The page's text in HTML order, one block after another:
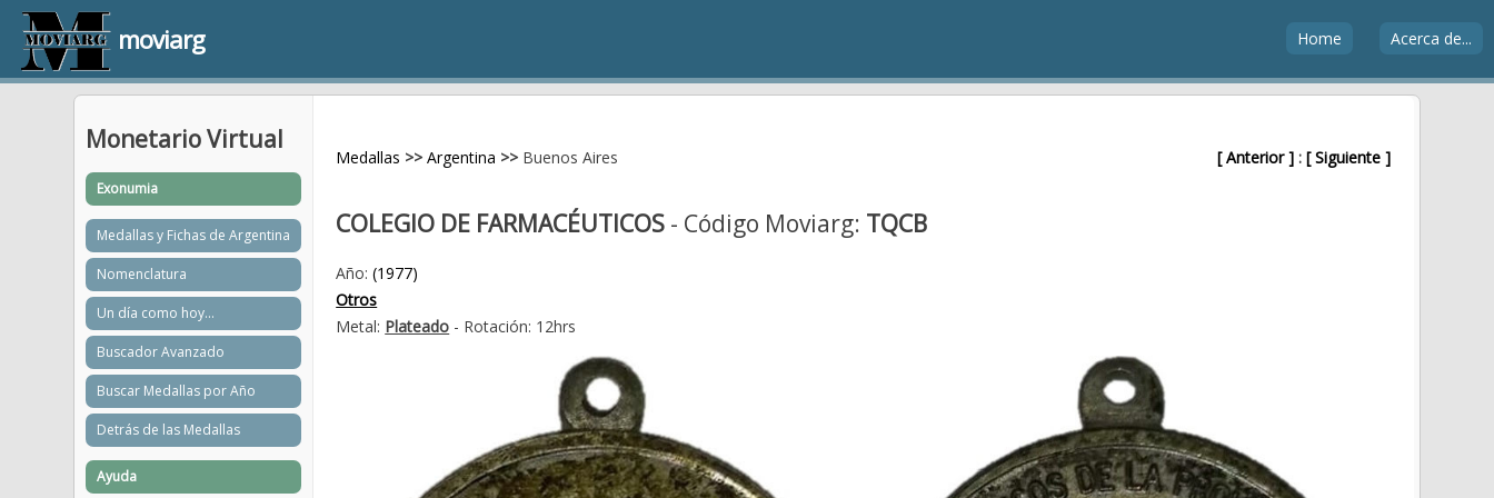
moviarg Home Acerca de...
Medallas >> Argentina >> Buenos Aires [ Anterior ] :[ Siguiente ]
COLEGIO DE FARMACÉUTICOS - Código Moviarg: TQCB
Año:(1977)
Otros
Metal: Plateado - Rotación: 12hrs
Monetario Virtual
Exonumia
Medallas y Fichas de Argentina
Nomenclatura
Un día como hoy...
Buscador Avanzado
Buscar Medallas por Año
Detrás de las Medallas
Ayuda